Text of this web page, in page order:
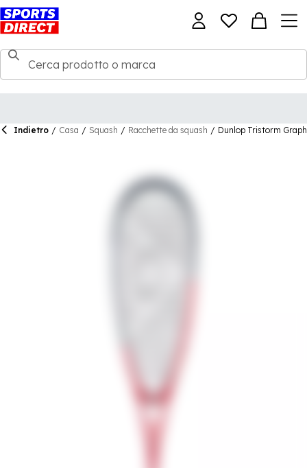
Indietro / Casa / Squash / Racchette da squash / Dunlop Tristorm